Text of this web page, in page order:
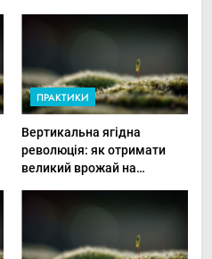
ПРАКТИКИ
Вертикальна ягідна
революція: як отримати
великий врожай на